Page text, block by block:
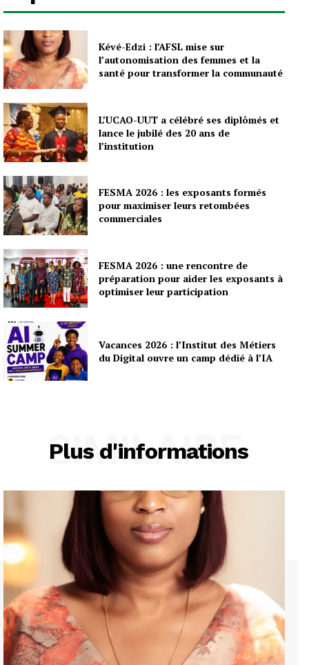
Kévé-Edzi : l’AFSL mise sur
l’autonomisation des femmes et la
santé pour transformer la communauté
L’UCAO-UUT a célébré ses diplômés et
lance le jubilé des 20 ans de
l’institution
FESMA 2026 : les exposants formés
pour maximiser leurs retombées
commerciales
FESMA 2026 : une rencontre de
préparation pour aider les exposants à
optimiser leur participation
Vacances 2026 : l’Institut des Métiers
du Digital ouvre un camp dédié à l’IA
Plus d'informations
SIMILAIRE